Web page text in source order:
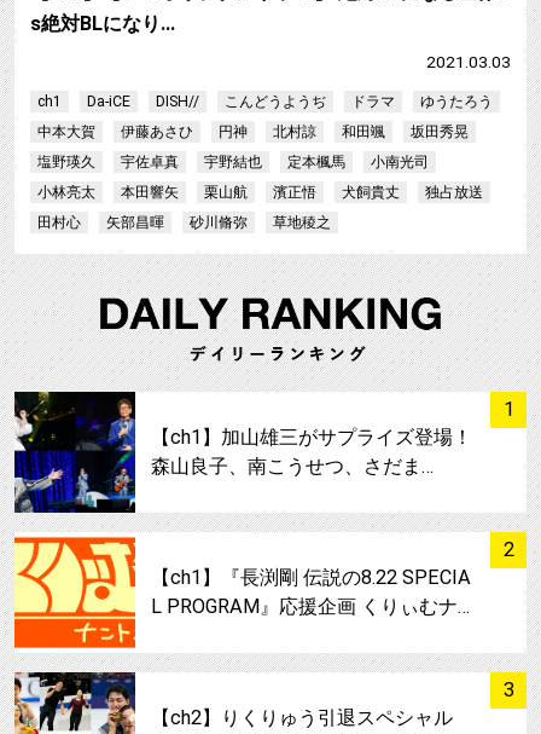
s絶対BLになり…
2021.03.03
ch1 Da-iCE DISH// こんどうようぢ ドラマ
ゆうたろう
中本大賀
伊藤あさひ 円神 北村諒 和田颯
坂田秀晃
塩野瑛久
宇佐卓真 宇野結也 定本楓馬
小南光司
小林亮太
本田響矢 栗山航 濱正悟 犬飼貴丈
独占放送
田村心
矢部昌暉 砂川脩弥 草地稜之
1
【ch1】加山雄三がサプライズ登場！
森山良子、南こうせつ、さだま…
2
サムネイル
【ch1】『長渕剛 伝説の8.22 SPECIA
L PROGRAM』応援企画 くりぃむナ…
3
サムネイル
【ch2】りくりゅう引退スペシャル